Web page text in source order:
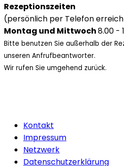
Rezeptionszeiten
(persönlich per Telefon
Montag und Mittwoch8.00 -
Bitte benutzen Sie außerhalb der
unseren Anfrufbeantworter.
Wir rufen Sie umgehend zurück.
Kontakt
Impressum
Netzwerk
Datenschutzerklärung